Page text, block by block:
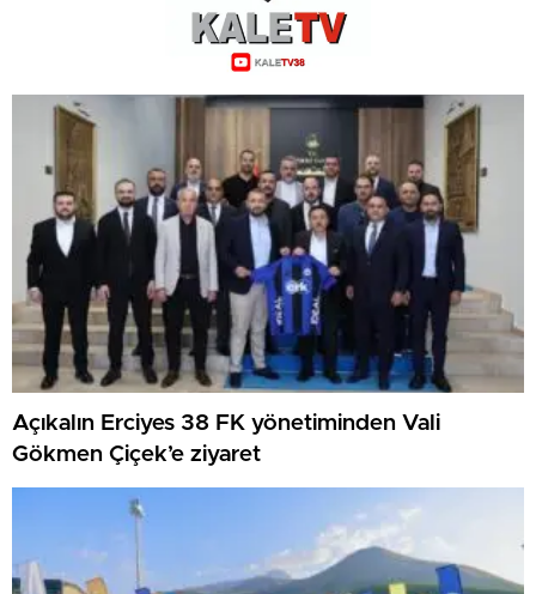
Açıkalın Erciyes 38 FK yönetiminden Vali
Gökmen Çiçek’e ziyaret